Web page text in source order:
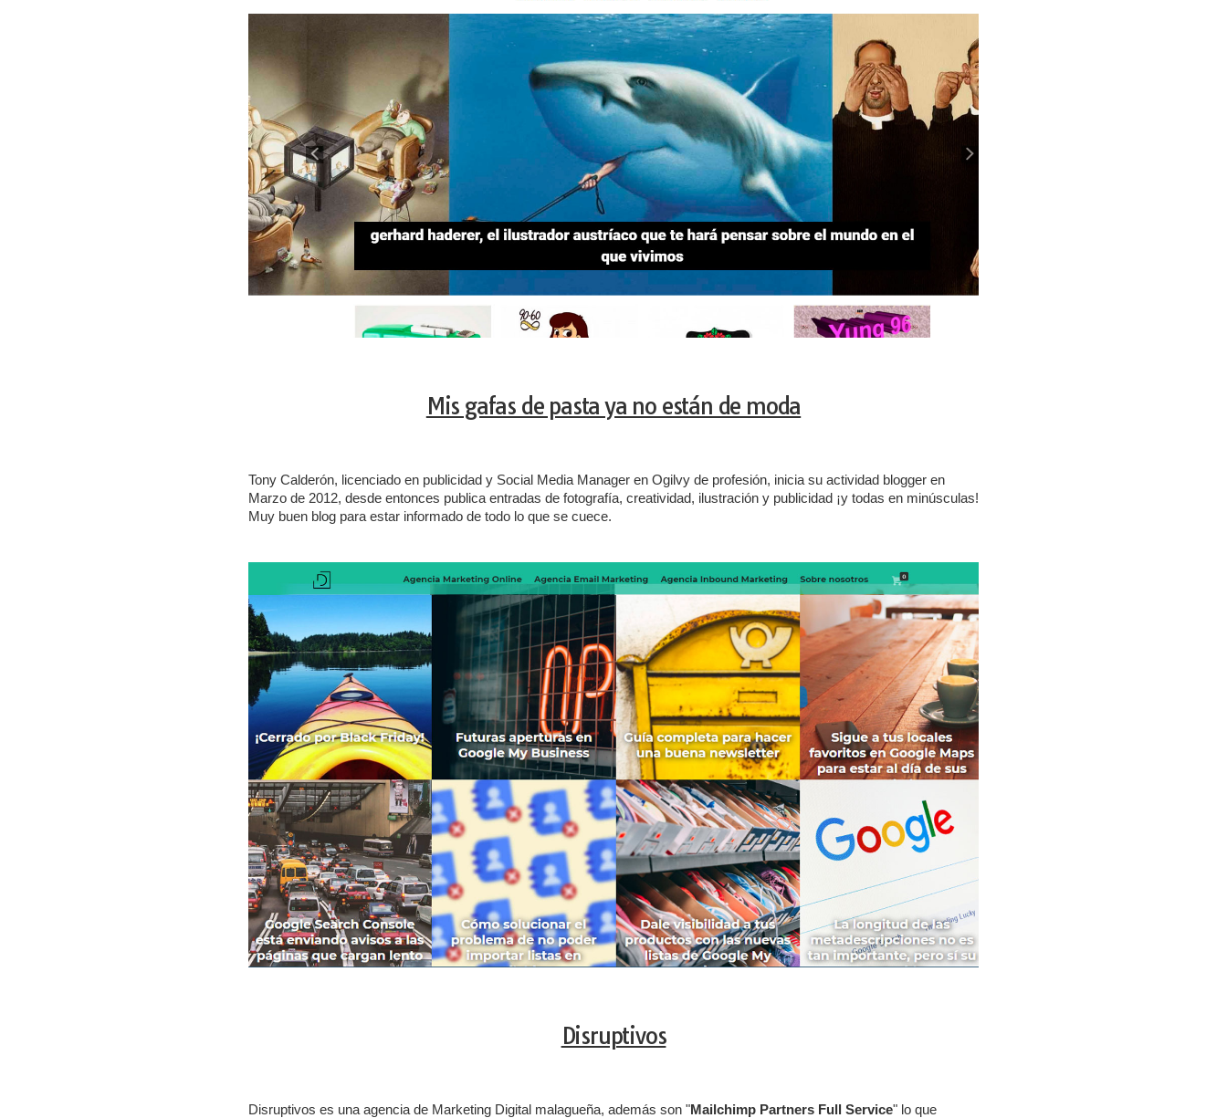
Mis gafas de pasta ya no están de moda
Tony Calderón, licenciado en publicidad y Social Media Manager en Ogilvy de profesión, inicia su actividad blogger en
Marzo de 2012, desde entonces publica entradas de fotografía, creatividad, ilustración y publicidad ¡y todas en minúsculas!
Muy buen blog para estar informado de todo lo que se cuece.
Disruptivos
Disruptivos es una agencia de Marketing Digital malagueña, además son "Mailchimp Partners Full Service" lo que